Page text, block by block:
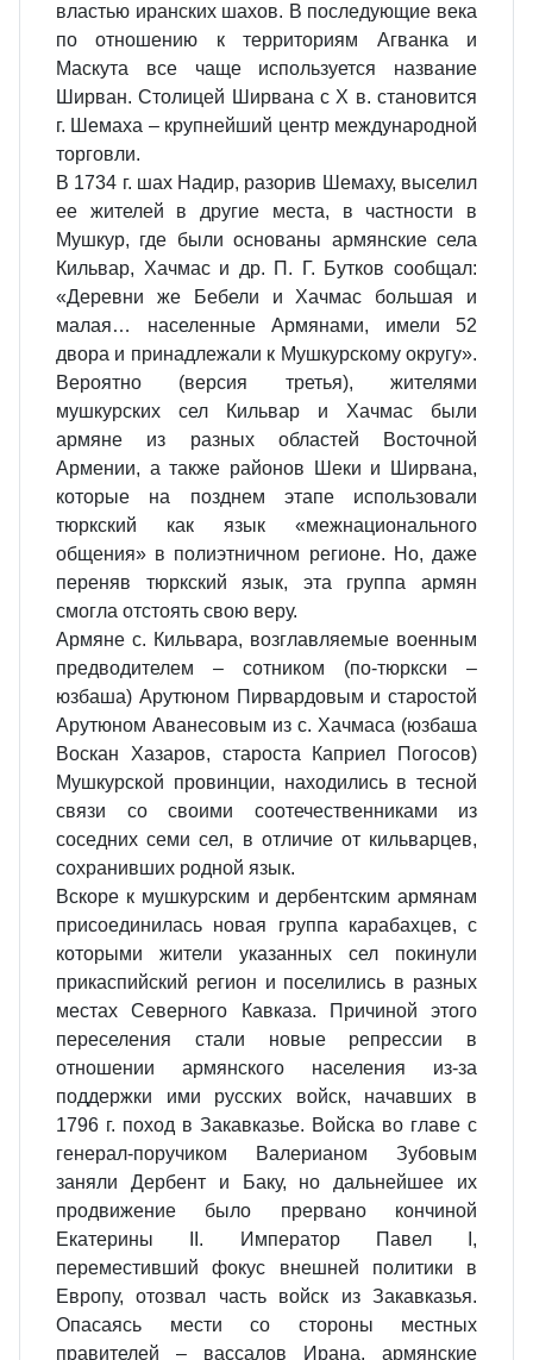
властью иранских шахов. В последующие века
по отношению к территориям Агванка и
Маскута все чаще используется название
Ширван. Столицей Ширвана с Х в. становится
г. Шемаха – крупнейший центр международной
торговли.
В 1734 г. шах Надир, разорив Шемаху, выселил
ее жителей в другие места, в частности в
Мушкур, где были основаны армянские села
Кильвар, Хачмас и др. П. Г. Бутков сообщал:
«Деревни же Бебели и Хачмас большая и
малая… населенные Армянами, имели 52
двора и принадлежали к Мушкурскому округу».
Вероятно (версия третья), жителями
мушкурских сел Кильвар и Хачмас были
армяне из разных областей Восточной
Армении, а также районов Шеки и Ширвана,
которые на позднем этапе использовали
тюркский как язык «межнационального
общения» в полиэтничном регионе. Но, даже
переняв тюркский язык, эта группа армян
смогла отстоять свою веру.
Армяне с. Кильвара, возглавляемые военным
предводителем – сотником (по-тюркски –
юзбаша) Арутюном Пирвардовым и старостой
Арутюном Аванесовым из с. Хачмаса (юзбаша
Воскан Хазаров, староста Каприел Погосов)
Мушкурской провинции, находились в тесной
связи со своими соотечественниками из
соседних семи сел, в отличие от кильварцев,
сохранивших родной язык.
Вскоре к мушкурским и дербентским армянам
присоединилась новая группа карабахцев, с
которыми жители указанных сел покинули
прикаспийский регион и поселились в разных
местах Северного Кавказа. Причиной этого
переселения стали новые репрессии в
отношении армянского населения из-за
поддержки ими русских войск, начавших в
1796 г. поход в Закавказье. Войска во главе с
генерал-поручиком Валерианом Зубовым
заняли Дербент и Баку, но дальнейшее их
продвижение было прервано кончиной
Екатерины II. Император Павел I,
переместивший фокус внешней политики в
Европу, отозвал часть войск из Закавказья.
Опасаясь мести со стороны местных
правителей – вассалов Ирана, армянские